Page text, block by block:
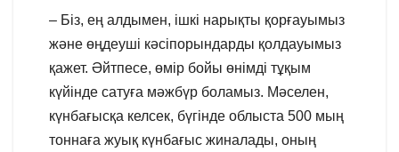
– Біз, ең алдымен, ішкі нарықты қорғауымыз
және өңдеуші кәсіпорындарды қолдауымыз
қажет. Әйтпесе, өмір бойы өнімді тұқым
күйінде сатуға мәжбүр боламыз. Мәселен,
күнбағысқа келсек, бүгінде облыста 500 мың
тоннаға жуық күнбағыс жиналады, оның